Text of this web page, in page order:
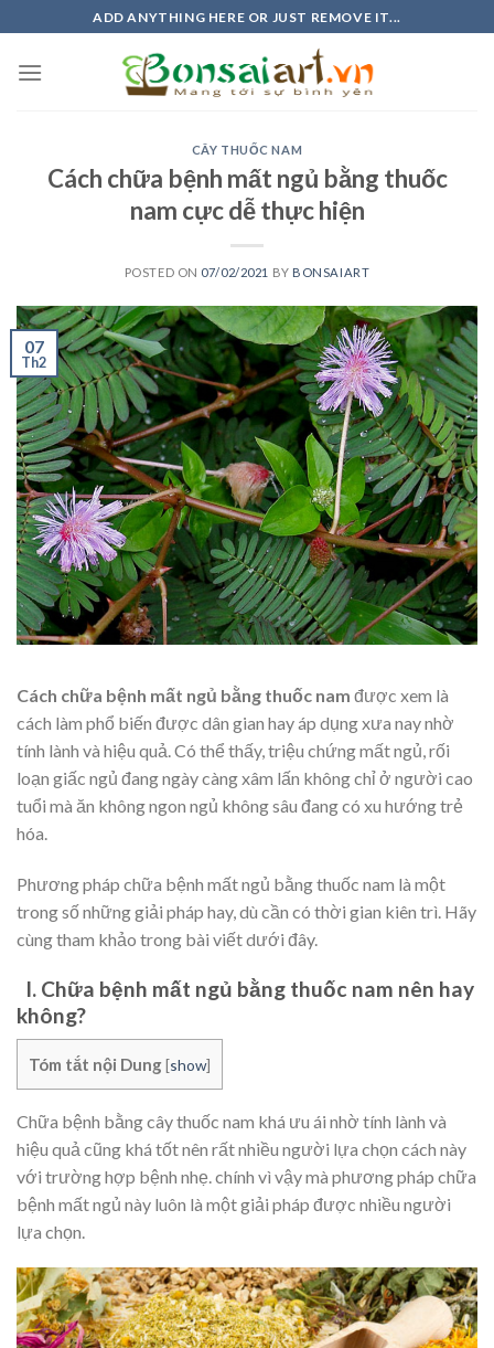
to
content
ADD ANYTHING HERE OR JUST REMOVE IT...
CÂY THUỐC NAM
Cách chữa bệnh mất ngủ bằng thuốc
nam cực dễ thực hiện
POSTED ON 07/02/2021 BY BONSAIART
07
Th2
Cách chữa bệnh mất ngủ bằng thuốc nam được xem là
cách làm phổ biến được dân gian hay áp dụng xưa nay nhờ
tính lành và hiệu quả. Có thể thấy, triệu chứng mất ngủ, rối
loạn giấc ngủ đang ngày càng xâm lấn không chỉ ở người cao
tuổi mà ăn không ngon ngủ không sâu đang có xu hướng trẻ
hóa.
Phương pháp chữa bệnh mất ngủ bằng thuốc nam là một
trong số những giải pháp hay, dù cần có thời gian kiên trì. Hãy
cùng tham khảo trong bài viết dưới đây.
I. Chữa bệnh mất ngủ bằng thuốc nam nên hay
không?
Tóm tắt nội Dung[show]
Chữa bệnh bằng cây thuốc nam khá ưu ái nhờ tính lành và
hiệu quả cũng khá tốt nên rất nhiều người lựa chọn cách này
với trường hợp bệnh nhẹ. chính vì vậy mà phương pháp chữa
bệnh mất ngủ này luôn là một giải pháp được nhiều người
lựa chọn.